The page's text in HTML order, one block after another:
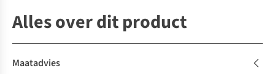
Alles over dit product
Maatadvies